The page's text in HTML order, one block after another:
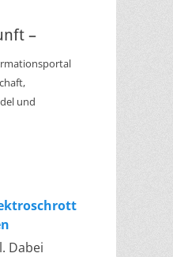
–
und
Dabei